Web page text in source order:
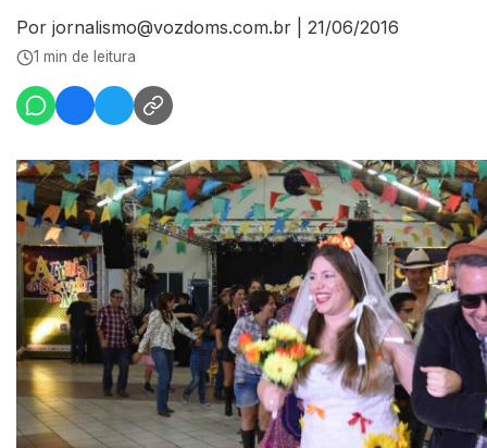
Por jornalismo@vozdoms.com.br 21/06/2016
1 min de leitura